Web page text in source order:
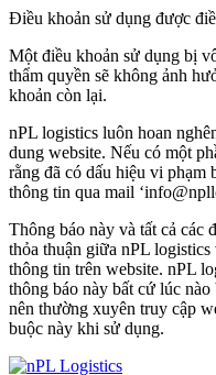
Điều khoản sử dụng được
Một điều khoản sử dụng bị
thẩm quyền sẽ không ảnh
khoản còn lại.
nPL logistics luôn hoan
dung website. Nếu có một
rằng đã có dấu hiệu vi phạm
thông tin qua mail
Thông báo này và tất cả các
thỏa thuận giữa nPL
thông tin trên website. nPL
thông báo này bất cứ lúc
nên thường xuyên truy cập
buộc này khi sử dụng.